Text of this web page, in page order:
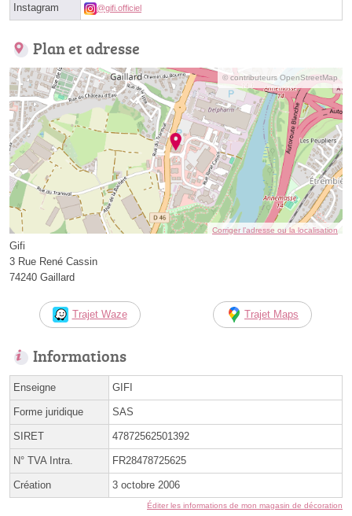
Instagram @gifi.officiel
Plan et adresse
© contributeurs OpenStreetMap
Corriger l’adresse ou la localisation
Gifi
3 Rue René Cassin
74240 Gaillard
Trajet Waze Trajet Maps
Informations
Enseigne GIFI
Forme juridique SAS
SIRET 47872562501392
N° TVA Intra. FR28478725625
Création 3 octobre 2006
Éditer les informations de mon magasin de décoration